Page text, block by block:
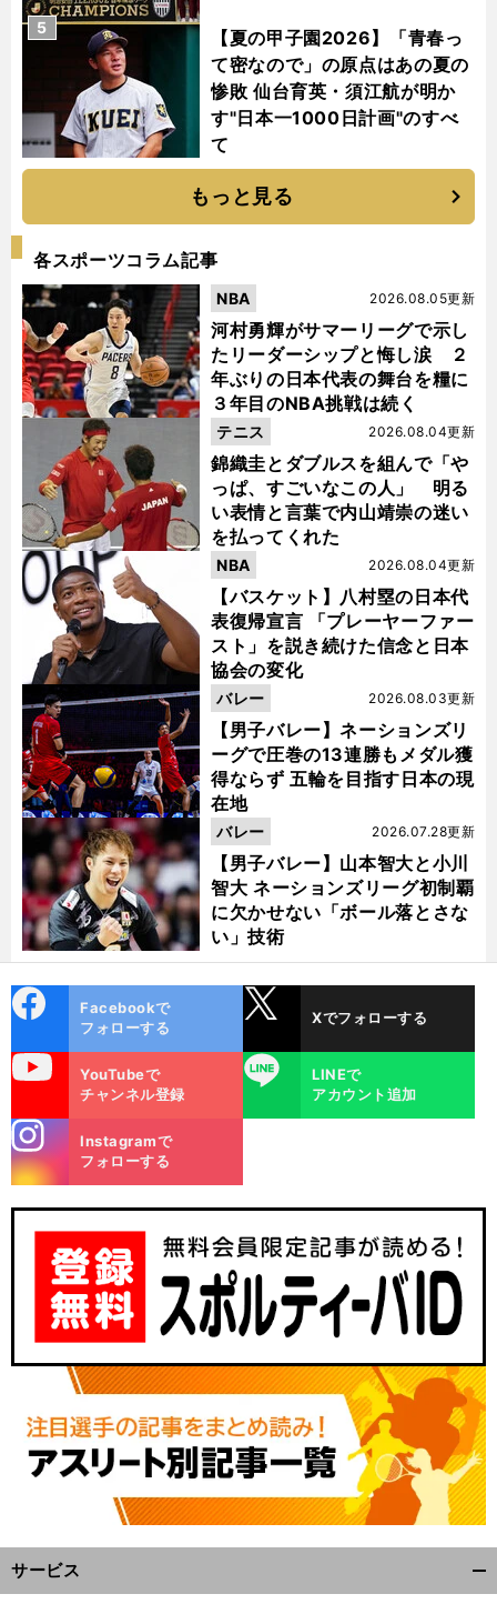
【夏の甲子園2026】「青春っ
て密なので」の原点はあの夏の
惨敗 仙台育英・須江航が明か
す"日本一1000日計画"のすべ
て
5
もっと見る
各スポーツコラム記事
河村勇輝がサマーリーグで示し
たリーダーシップと悔し涙 ２
年ぶりの日本代表の舞台を糧に
３年目のNBA挑戦は続く
2026.08.05更新
NBA
錦織圭とダブルスを組んで「や
っぱ、すごいなこの人」 明る
い表情と言葉で内山靖崇の迷い
を払ってくれた
2026.08.04更新
テニス
【バスケット】八村塁の日本代
表復帰宣言 「プレーヤーファー
スト」を説き続けた信念と日本
協会の変化
2026.08.04更新
NBA
【男子バレー】ネーションズリ
ーグで圧巻の13連勝もメダル獲
得ならず 五輪を目指す日本の現
在地
2026.08.03更新
バレー
【男子バレー】山本智大と小川
智大 ネーションズリーグ初制覇
に欠かせない「ボール落とさな
い」技術
2026.07.28更新
バレー
ok
Facebookで
フォローする
Xでフォローする
YouTubeで
チャンネル登録
LINE
LINEで
アカウント追加
m
Instagramで
フォローする
サービス